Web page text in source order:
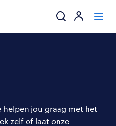
mijn carrière
helpen jou graag met het
zelf of laat onze